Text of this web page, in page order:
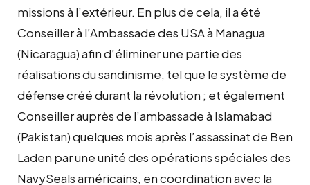
missions à l’extérieur. En plus de cela, il a été
Conseiller à l’Ambassade des USA à Managua
(Nicaragua) afin d’éliminer une partie des
réalisations du sandinisme, tel que le système de
défense créé durant la révolution ; et également
Conseiller auprès de l’ambassade à Islamabad
(Pakistan) quelques mois après l’assassinat de Ben
Laden par une unité des opérations spéciales des
NavySeals américains, en coordination avec la